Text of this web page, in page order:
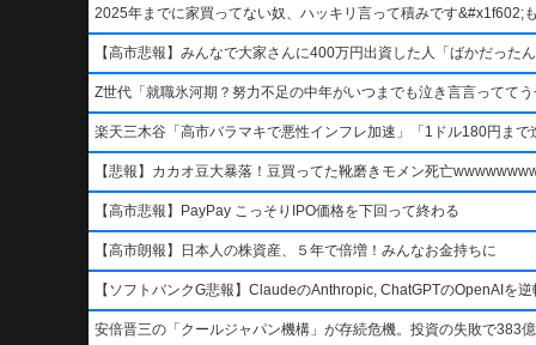
2025年までに家買ってない奴、ハッキリ言って積みです
【高市悲報】みんなで大家さんに400万円出資した人「ばかだった
Z世代「就職氷河期？努力不足の中年がいつまでも泣き言言ってて
楽天三木谷「高市バラマキで悪性インフレ加速」「1ドル180円ま
【悲報】カカオ豆大暴落！豆買ってた靴磨きモメン死亡
【高市悲報】PayPay こっそりIPO価格を下回って終わる
【高市朗報】日本人の株資産、５年で倍増！みんなお金持ちに
【ソフトバンクG悲報】ClaudeのAnthropic, ChatGPTのOpenAI
安倍晋三の「クールジャパン機構」が存続危機。投資の失敗で383